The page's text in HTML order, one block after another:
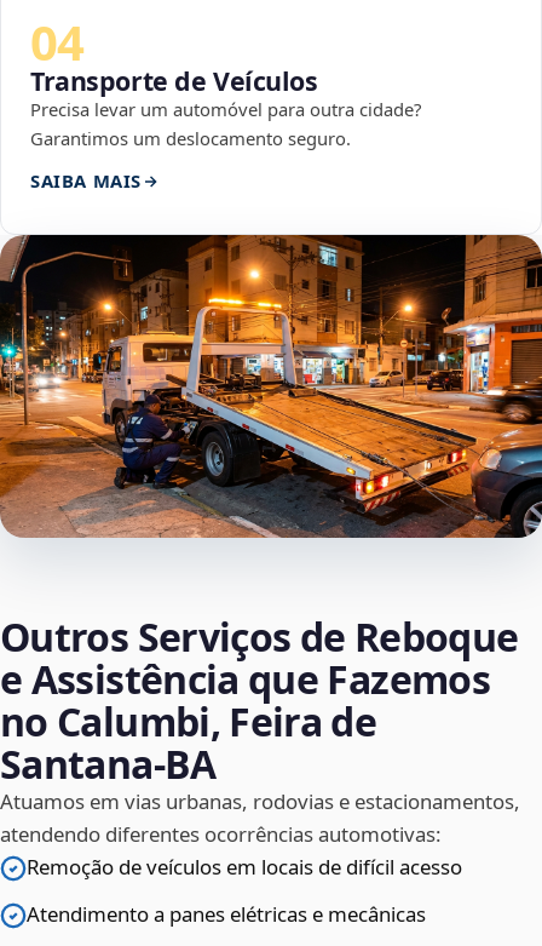
04
Transporte de Veículos
Precisa levar um automóvel para outra cidade?
Garantimos um deslocamento seguro.
SAIBA MAIS
Outros Serviços de Reboque
e Assistência que Fazemos
no Calumbi, Feira de
Santana‑BA
Atuamos em vias urbanas, rodovias e estacionamentos,
atendendo diferentes ocorrências automotivas:
Remoção de veículos em locais de difícil acesso
Atendimento a panes elétricas e mecânicas